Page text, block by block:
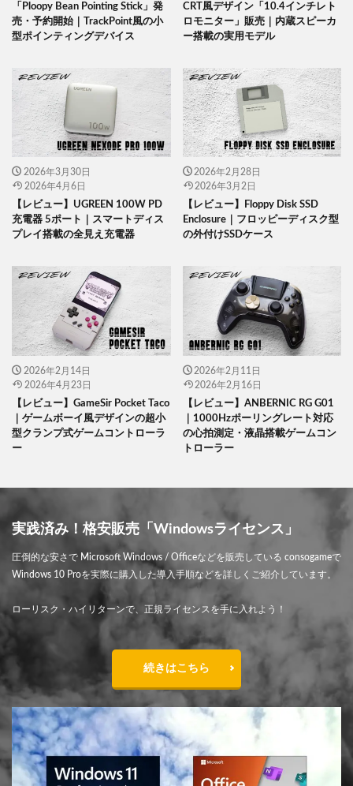
「Ploopy Bean Pointing Stick」発
売・予約開始｜TrackPoint風の小
型ポインティングデバイス
CRT風デザイン「10.4インチレト
ロモニター」販売｜内蔵スピーカ
ー搭載の実用モデル
2026年3月30日
2026年4月6日
【レビュー】UGREEN 100W PD
充電器 5ポート｜スマートディス
プレイ搭載の全見え充電器
2026年2月28日
2026年3月2日
【レビュー】Floppy Disk SSD
Enclosure｜フロッピーディスク型
の外付けSSDケース
2026年2月14日
2026年4月23日
【レビュー】GameSir Pocket Taco
｜ゲームボーイ風デザインの超小
型クランプ式ゲームコントローラ
ー
2026年2月11日
2026年2月16日
【レビュー】ANBERNIC RG G01
｜1000Hzポーリングレート対応
の心拍測定・液晶搭載ゲームコン
トローラー
実践済み！格安販売「Windowsライセンス」
圧倒的な安さで Microsoft Windows / Officeなどを販売している consogameで
Windows 10 Proを実際に購入した導入手順などを詳しくご紹介しています。
ローリスク・ハイリターンで、正規ライセンスを手に入れよう！
続きはこちら